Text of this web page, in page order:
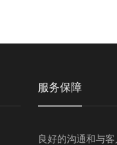
服务保障
良好的沟通和与